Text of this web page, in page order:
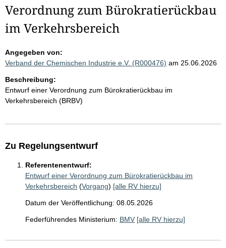
Verordnung zum Bürokratierückbau
im Verkehrsbereich
Angegeben von:
Verband der Chemischen Industrie e.V. (R000476) am 25.06.2026
Beschreibung:
Entwurf einer Verordnung zum Bürokratierückbau im
Verkehrsbereich (BRBV)
Zu Regelungsentwurf
Referentenentwurf:
Entwurf einer Verordnung zum Bürokratierückbau im
Verkehrsbereich (Vorgang) [alle RV hierzu]
Datum der Veröffentlichung: 08.05.2026
Federführendes Ministerium: BMV [alle RV hierzu]